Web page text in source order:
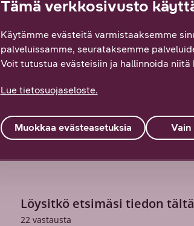
WiFi: 802.11b/g/n/ac
RJ45 liitäntä Ethernet-kaapelilla
Tuetut käyttöjärjestelmät: Windows
Windows 10, MAC 10.5 tai uudempi
Internetselain hallintaa varten:
uudempi, Safari 4.0 tai uudempi,
Löysitkö etsimäsi tiedon
22 vastausta
Tämä verkkosivusto
Käytämme evästeitä varmistaaksemme
palveluissamme, seurataksemme
Voit tutustua evästeisiin ja hallinnoida niitä
Lue tietosuojaseloste.
Muokkaa evästeasetuksia